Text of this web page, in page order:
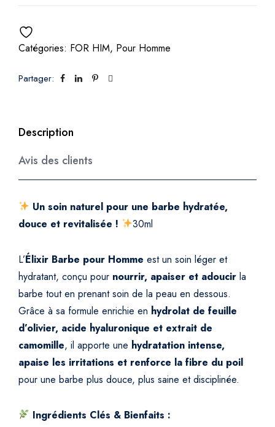
o
r
y
d
t
a
i
o
n
&
S
n
Catégories: FOR HIM, Pour Homme
Partager:
Description
Avis des clients
Un soin naturel pour une barbe hydratée,
douce et revitalisée !
30ml
L’Élixir Barbe pour Homme est un soin léger et
hydratant, conçu pour nourrir, apaiser et adoucir la
barbe tout en prenant soin de la peau en dessous.
Grâce à sa formule enrichie en hydrolat de feuille
d’olivier, acide hyaluronique et extrait de
camomille, il apporte une hydratation intense,
apaise les irritations et renforce la fibre du poil
pour une barbe plus douce, plus saine et disciplinée.
Ingrédients Clés & Bienfaits :